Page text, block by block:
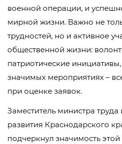
военной операции, и
мирной жизни. Важно не
трудностей, но и активное
общественной жизни:
патриотические
значимых мероприятиях –
при оценке заявок.
Заместитель министра труда
развития Краснодарского
подчеркнул значимость